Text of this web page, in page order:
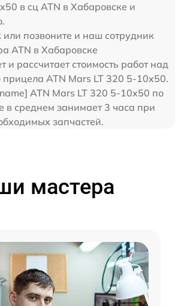
в сц ATN в Хабаровске и
позвоните и наш сотрудник
ATN в Хабаровске
и рассчитает стоимость работ над
прицела ATN Mars LT 320 5-10x50.
ATN Mars LT 320 5-10x50 по
в среднем занимает 3 часа при
запчастей.
мастера